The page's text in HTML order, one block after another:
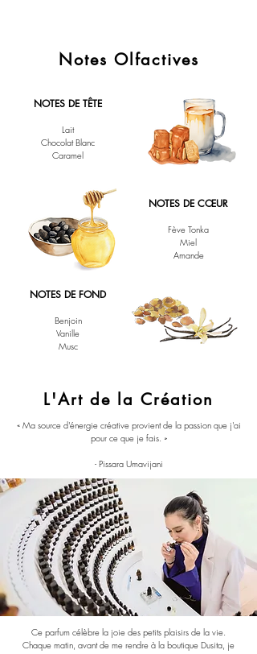
Notes Olfactives
NOTES DE TÊTE
Lait
Chocolat Blanc
Caramel
NOTES DE FOND
Benjoin
Vanille
Musc
NOTES DE CŒUR
Fève Tonka
Miel
Amande
L'Art de la Création
« Ma source d'énergie créative provient de la passion que j'ai
pour ce que je fais. »
- Pissara Umavijani
Ce parfum célèbre la joie des petits plaisirs de la vie.
Chaque matin, avant de me rendre à la boutique Dusita, je